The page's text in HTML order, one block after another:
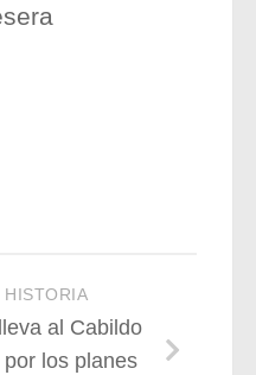
HISTORIA
al Cabildo
los planes